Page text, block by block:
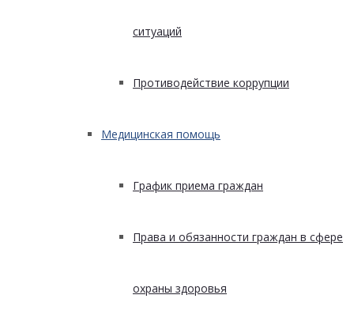
ситуаций
Противодействие коррупции
Медицинская помощь
График приема граждан
Права и обязанности граждан в сфере
охраны здоровья